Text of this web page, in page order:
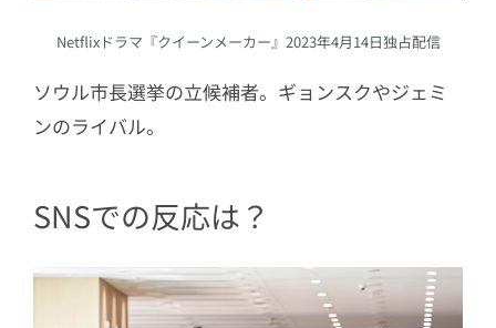
Netflixドラマ『クイーンメーカー』2023年4月14日独占配信
ソウル市長選挙の立候補者。ギョンスクやジェミ
ンのライバル。
SNSでの反応は？